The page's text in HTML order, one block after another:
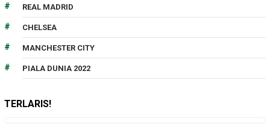
REAL MADRID
CHELSEA
MANCHESTER CITY
PIALA DUNIA 2022
TERLARIS!